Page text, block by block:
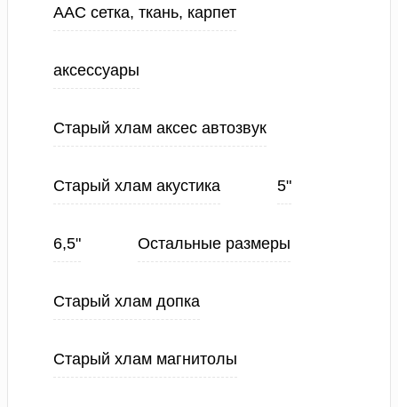
ААС сетка, ткань, карпет
аксессуары
Старый хлам аксес автозвук
Старый хлам акустика 5"
6,5" Остальные размеры
Старый хлам допка
Старый хлам магнитолы